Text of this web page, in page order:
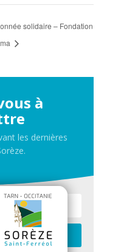
solidaire – Fondation
à
les dernières